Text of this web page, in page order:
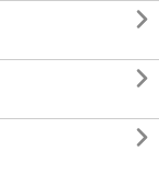


